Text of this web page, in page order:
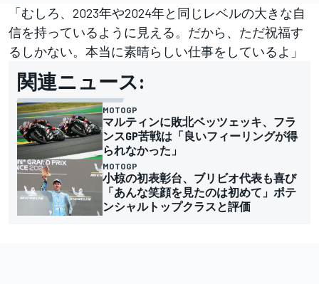
「むしろ、2023年や2024年と同じレベルの大きな自
信を持っているように見える。だから、ただ祝福す
るしかない。本当に素晴らしい仕事をしているよ」
関連ニュース:
MOTOGP
マルティンに敗北ベッツェッキ、フラ
ンスGP苦戦は「良いフィーリングが得
られなかった」
MOTOGP
小椋の初表彰台、ブリビオ代表も喜び
「あんな笑顔を見たのは初めて」ポテ
ンシャルトップクラスと評価